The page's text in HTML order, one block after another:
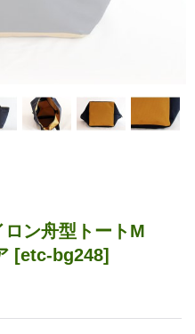
ン舟型トートM
[etc-bg248]